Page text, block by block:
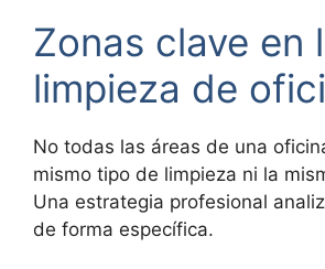
Zonas clave en
limpieza de
No todas las áreas de una
mismo tipo de limpieza ni la
Una estrategia profesional
de forma específica.